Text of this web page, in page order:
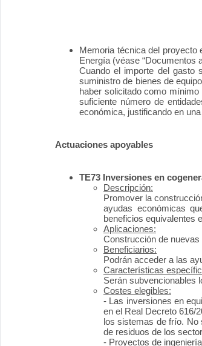
Memoria técnica del proyecto
Energía (véase “Documentos
Cuando el importe del gasto
suministro de bienes de
haber solicitado como
suficiente número de
económica, justificando en
Actuaciones apoyables
TE73 Inversiones en
Descripción:
Promover la
ayudas económicas
beneficios equivalentes
Aplicaciones:
Construcción de
Beneficiarios:
Podrán acceder a las
Características
Serán subvencionables
Costes elegibles:
- Las inversiones en
en el Real Decreto 616/
los sistemas de frío. No
de residuos de los
- Proyectos de